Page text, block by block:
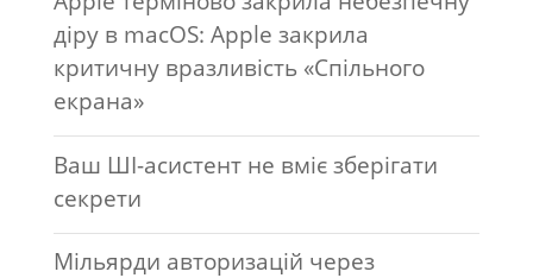
діру в macOS: Apple закрила
критичну вразливість «Спільного
екрана»
Ваш ШІ-асистент не вміє зберігати
секрети
Мільярди авторизацій через